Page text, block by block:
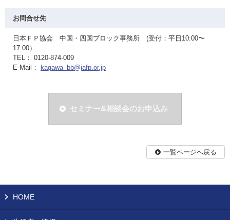
お問合せ先
日本ＦＰ協会 中国・四国ブロック事務所 (受付：平日10:00〜
17:00）
TEL： 0120-874-009
E-Mail：
kagawa_bb@jafp.or.jp
セミナー&相談会のお申込み
一覧ページへ戻る
HOME